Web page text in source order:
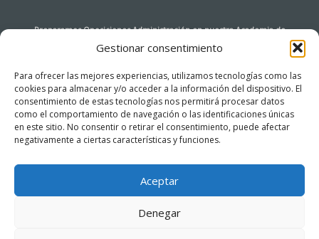
Gestionar consentimiento
Para ofrecer las mejores experiencias, utilizamos tecnologías como las
cookies para almacenar y/o acceder a la información del dispositivo. El
consentimiento de estas tecnologías nos permitirá procesar datos
como el comportamiento de navegación o las identificaciones únicas
en este sitio. No consentir o retirar el consentimiento, puede afectar
negativamente a ciertas características y funciones.
Aceptar
Denegar
Preparamos Oposiciones Administración en nuestraAcademia de
oposiciones en Madrid
Oposiciones Auxiliar de Archivo y Bibliotecas Universidad de Alcalá de
Henares -Oposiciones Agentes de Hacienda Pública- Oposiciones
Instituciones Penitenciarias-Oposiciones Tramitación procesal y
administrativa -Oposiciones Auxiliar de Servicios-Oposiciones Cuerpo
General de la Administración del Estado – Acceso Libre- Oposiciones Cuerpo
General Auxiliar de la Administración del Estado (Ingreso libre)